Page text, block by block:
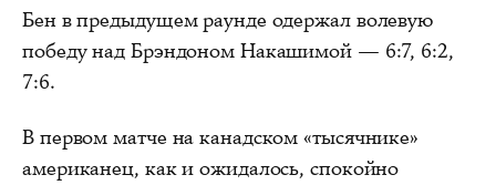
Бен в предыдущем раунде одержал волевую
победу над Брэндоном Накашимой — 6:7, 6:2,
7:6.
В первом матче на канадском «тысячнике»
американец, как и ожидалось, спокойно